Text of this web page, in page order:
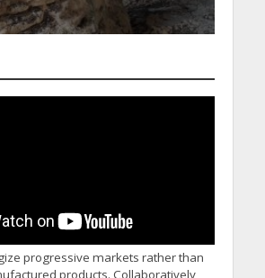
progressive markets rather than
products. Collaboratively